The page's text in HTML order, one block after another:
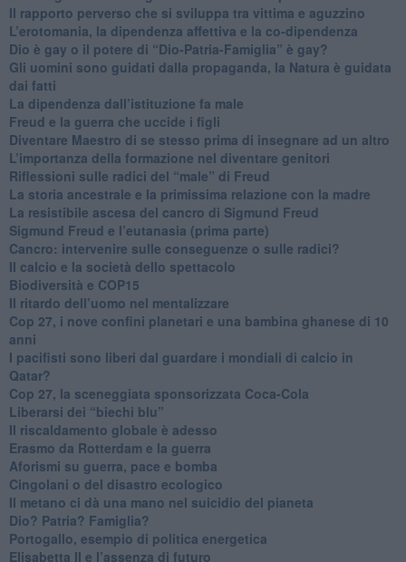
​Il rapporto perverso che si sviluppa tra vittima e aguzzino
L’erotomania, la dipendenza affettiva e la co-dipendenza
​Dio è gay o il potere di “Dio-Patria-Famiglia” è gay?
​Gli uomini sono guidati dalla propaganda, la Natura è guidata
dai fatti
La dipendenza dall’istituzione fa male
​Freud e la guerra che uccide i figli
​Diventare Maestro di se stesso prima di insegnare ad un altro
L’importanza della formazione nel diventare genitori
Riflessioni sulle radici del “male” di Freud
​La storia ancestrale e la primissima relazione con la madre
​La resistibile ascesa del cancro di Sigmund Freud
Sigmund Freud e l’eutanasia (prima parte)
Cancro: intervenire sulle conseguenze o sulle radici?
​Il calcio e la società dello spettacolo
Biodiversità e COP15
​Il ritardo dell’uomo nel mentalizzare
​Cop 27, i nove confini planetari e una bambina ghanese di 10
anni
​I pacifisti sono liberi dal guardare i mondiali di calcio in
Qatar?
​Cop 27, la sceneggiata sponsorizzata Coca-Cola
​Liberarsi dei “biechi blu”
Il riscaldamento globale è adesso
​Erasmo da Rotterdam e la guerra
​Aforismi su guerra, pace e bomba
Cingolani o del disastro ecologico
​Il metano ci dà una mano nel suicidio del pianeta
​Dio? Patria? Famiglia?
Portogallo, esempio di politica energetica
​Elisabetta II e l’assenza di futuro